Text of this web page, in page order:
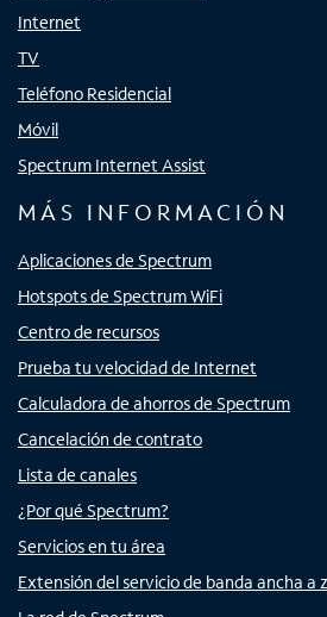
Internet
TV
Teléfono Residencial
Móvil
Spectrum Internet Assist
MÁS INFORMACIÓN
Aplicaciones de Spectrum
Hotspots de Spectrum WiFi
Centro de recursos
Prueba tu velocidad de Internet
Calculadora de ahorros de Spectrum
Cancelación de contrato
Lista de canales
¿Por qué Spectrum?
Servicios en tu área
Extensión del servicio de banda ancha a